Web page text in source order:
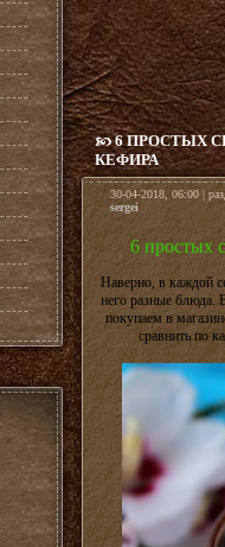
6 ПРОСТЫХ
КЕФИРА
30-04-2018, 06:00 |
sergei
6 простых
Наверно, в каждой
него разные блюда.
покупаем в
сравнить по